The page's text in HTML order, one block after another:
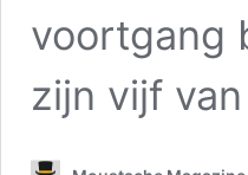
voortgang
zijn vijf